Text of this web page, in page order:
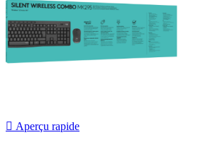
 Aperçu rapide